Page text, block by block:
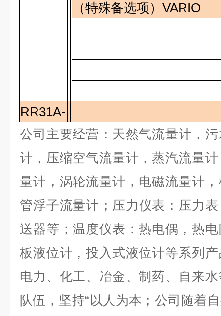
（特殊备选项） VARIO
RR31A-
公司主要经营：天然气流量计，
计，压缩空气流量计，蒸汽流量
量计，涡轮流量计，电磁流量计
管浮子流量计；压力仪表：压力
送器等；温度仪表：热电偶，热
板液位计，投入式液位计等系列
电力、化工、冶金、制药、自来
队伍 ， 坚持“以人为本；公司随着